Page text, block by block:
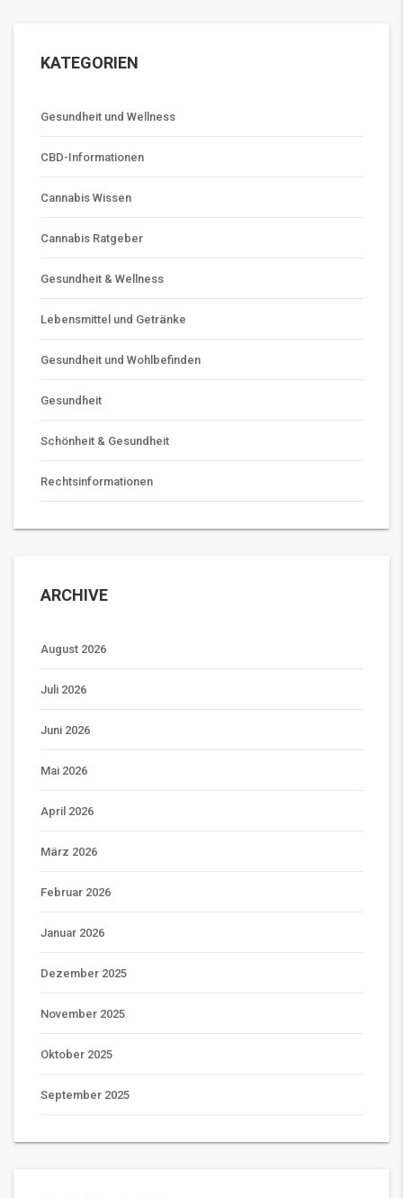
KATEGORIEN
Gesundheit und Wellness
CBD-Informationen
Cannabis Wissen
Cannabis Ratgeber
Gesundheit & Wellness
Lebensmittel und Getränke
Gesundheit und Wohlbefinden
Gesundheit
Schönheit & Gesundheit
Rechtsinformationen
ARCHIVE
August 2026
Juli 2026
Juni 2026
Mai 2026
April 2026
März 2026
Februar 2026
Januar 2026
Dezember 2025
November 2025
Oktober 2025
September 2025